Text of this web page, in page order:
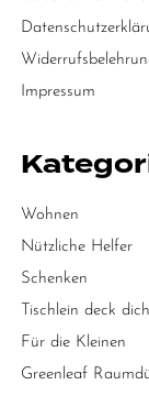
Impressum
Wohnen
Nützliche Helfer
Schenken
Tischlein deck dich
Für die Kleinen
Greenleaf